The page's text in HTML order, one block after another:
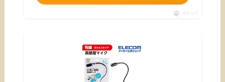
ポチップ